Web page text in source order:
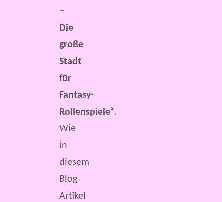
–
Die
große
Stadt
für
Fantasy-
Rollenspiele“.
Wie
in
diesem
Blog-
Artikel